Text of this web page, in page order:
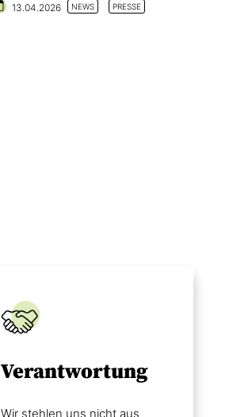
13.04.2026 NEWS
PRESSE
Verantwortung
Wir stehlen uns nicht aus